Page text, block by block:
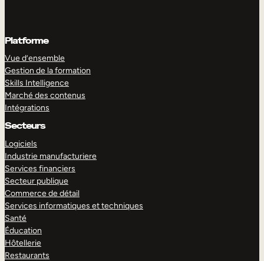
Platforme
Vue d’ensemble
Gestion de la formation
Skills Intelligence
Marché des contenus
Intégrations
Secteurs
Logiciels
Industrie manufacturiere
Services financiers
Secteur publique
Commerce de détail
Services informatiques et techniques
Santé
Éducation
Hôtellerie
Restaurants